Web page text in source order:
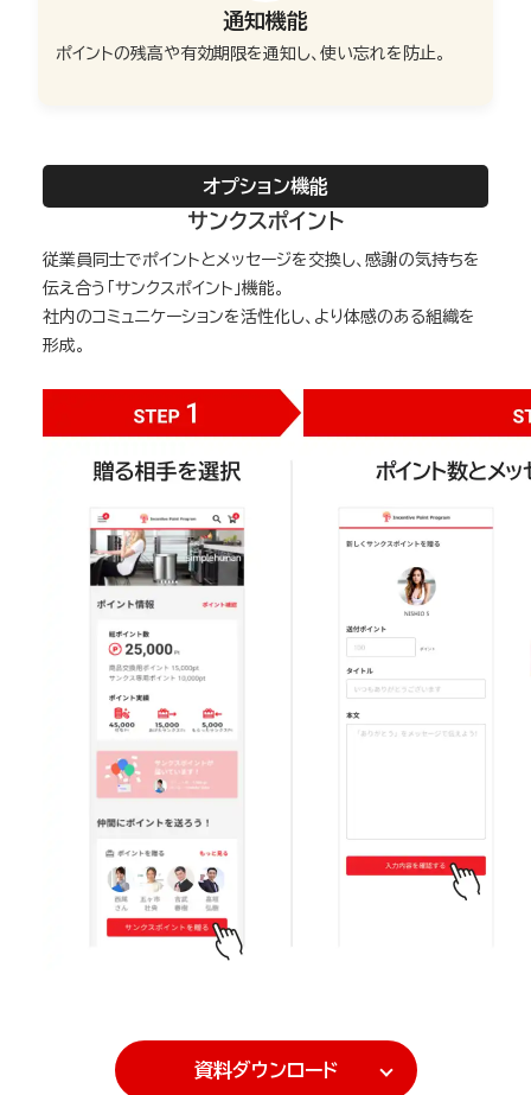
通知機能
ポイントの残高や有効期限を通知し、使い忘れを防止。
オプション機能
サンクスポイント
従業員同士でポイントとメッセージを交換し、感謝の気持ちを
伝え合う「サンクスポイント」機能。
社内のコミュニケーションを活性化し、より体感のある組織を
形成。
資料ダウンロード